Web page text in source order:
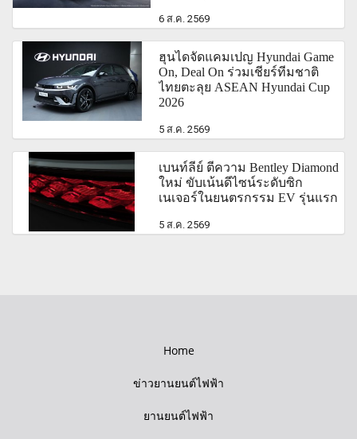
6 ส.ค. 2569
ฮุนไดจัดแคมเปญ Hyundai Game
On, Deal On ร่วมเชียร์ทีมชาติ
ไทยตะลุย ASEAN Hyundai Cup
2026
5 ส.ค. 2569
เบนท์ลีย์ ตีความ Bentley Diamond
ใหม่ ขับเน้นดีไซน์ระดับซิก
เนเจอร์ในยนตรกรรม EV รุ่นแรก
5 ส.ค. 2569
Home
ข่าวยานยนต์ไฟฟ้า
ยานยนต์ไฟฟ้า